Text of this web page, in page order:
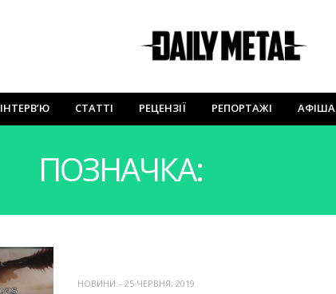
ІНТЕРВ’Ю СТАТТІ РЕЦЕНЗІЇ РЕПОРТАЖІ АФІША
ПОЗНАЧКА:
НОВИНИ - 25 ЧЕРВНЯ, 2019